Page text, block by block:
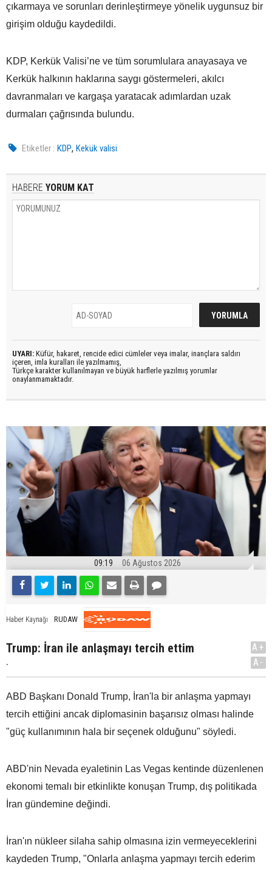
çıkarmaya ve sorunları derinleştirmeye yönelik uygunsuz bir
girişim olduğu kaydedildi.
KDP, Kerkük Valisi’ne ve tüm sorumlulara anayasaya ve
Kerkük halkının haklarına saygı göstermeleri, akılcı
davranmaları ve kargaşa yaratacak adımlardan uzak
durmaları çağrısında bulundu.
Etiketler : KDP,Kekük valisi
HABERE YORUM KAT
UYARI: Küfür, hakaret, rencide edici cümleler veya imalar, inançlara saldırı
içeren, imla kuralları ile yazılmamış,
Türkçe karakter kullanılmayan ve büyük harflerle yazılmış yorumlar
onaylanmamaktadır.
09:19 06 Ağustos 2026
Haber Kaynağı RUDAW
Trump: İran ile anlaşmayı tercih ettim
.
A+
A-
ABD Başkanı Donald Trump, İran'la bir anlaşma yapmayı
tercih ettiğini ancak diplomasinin başarısız olması halinde
"güç kullanımının hala bir seçenek olduğunu" söyledi.
ABD'nin Nevada eyaletinin Las Vegas kentinde düzenlenen
ekonomi temalı bir etkinlikte konuşan Trump, dış politikada
İran gündemine değindi.
İran'ın nükleer silaha sahip olmasına izin vermeyeceklerini
kaydeden Trump, "Onlarla anlaşma yapmayı tercih ederim